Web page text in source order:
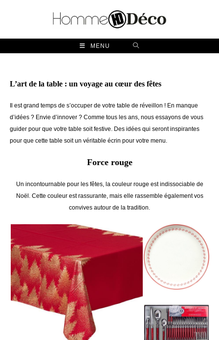
MENU
L’art de la table : un voyage au cœur des fêtes
Il est grand temps de s’occuper de votre table de réveillon ! En manque
d’idées ? Envie d’innover ? Comme tous les ans, nous essayons de vous
guider pour que votre table soit festive. Des idées qui seront inspirantes
pour que cette table soit un véritable écrin pour votre menu.
Force rouge
Un incontournable pour les fêtes, la couleur rouge est indissociable de
Noël. Cette couleur est rassurante, mais elle rassemble également vos
convives autour de la tradition.